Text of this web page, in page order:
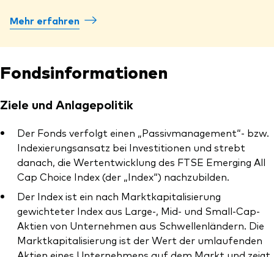
Mehr erfahren
Fondsinformationen
Ziele und Anlagepolitik
Der Fonds verfolgt einen „Passivmanagement“- bzw.
Indexierungsansatz bei Investitionen und strebt
danach, die Wertentwicklung des FTSE Emerging All
Cap Choice Index (der „Index“) nachzubilden.
Der Index ist ein nach Marktkapitalisierung
gewichteter Index aus Large-, Mid- und Small-Cap-
Aktien von Unternehmen aus Schwellenländern. Die
Marktkapitalisierung ist der Wert der umlaufenden